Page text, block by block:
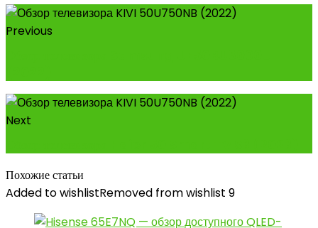
Previous
Next
Похожие статьи
Added to wishlistRemoved from wishlist 9